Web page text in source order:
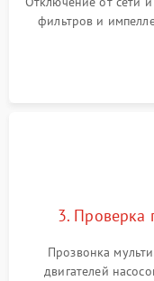
фильтров и
3. Проверка
Прозвонка
двигателей